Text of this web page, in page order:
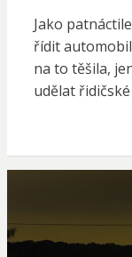
Jako
řídit
na to těšila,
udělat